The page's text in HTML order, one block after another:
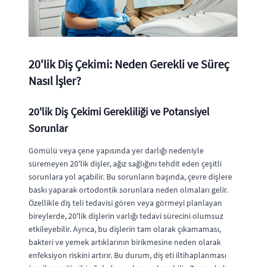
20'lik Diş Çekimi: Neden Gerekli ve Süreç
Nasıl İşler?
20'lik Diş Çekimi Gerekliliği ve Potansiyel
Sorunlar
Gömülü veya çene yapısında yer darlığı nedeniyle
süremeyen 20'lik dişler, ağız sağlığını tehdit eden çeşitli
sorunlara yol açabilir. Bu sorunların başında, çevre dişlere
baskı yaparak ortodontik sorunlara neden olmaları gelir.
Özellikle diş teli tedavisi gören veya görmeyi planlayan
bireylerde, 20'lik dişlerin varlığı tedavi sürecini olumsuz
etkileyebilir. Ayrıca, bu dişlerin tam olarak çıkamaması,
bakteri ve yemek artıklarının birikmesine neden olarak
enfeksiyon riskini artırır. Bu durum, diş eti iltihaplanması